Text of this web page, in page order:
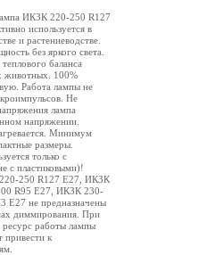
ИКЗК 220-250 R127
используется в
и растениеводстве.
без яркого света.
баланса
животных. 100%
Работа лампы не
Не
лампа
напряжении.
Минимум
размеры.
только с
с пластиковыми)!
250 R127 E27, ИКЗК
R95 E27, ИКЗК 230-
Е27 не предназначены
диммирования. При
работы лампы
привести к